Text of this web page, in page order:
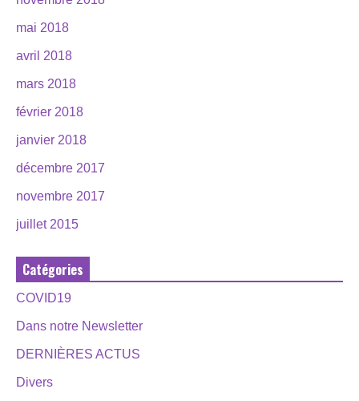
mai 2018
avril 2018
mars 2018
février 2018
janvier 2018
décembre 2017
novembre 2017
juillet 2015
Catégories
COVID19
Dans notre Newsletter
DERNIÈRES ACTUS
Divers